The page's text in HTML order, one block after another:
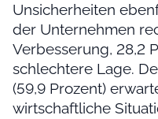
Unsicherheiten
der Unternehmen
Verbesserung, 28,2
schlechtere Lage.
(59,9 Prozent)
wirtschaftliche